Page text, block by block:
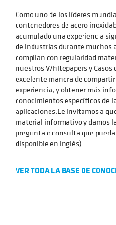
Como uno de los líderes
contenedores de acero
acumulado una experiencia
de industrias durante muchos
compilan con regularidad
nuestros Whitepapers y Casos
excelente manera de
experiencia, y obtener más
conocimientos específicos de
aplicaciones.Le invitamos a
material informativo y damos
pregunta o consulta que
disponible en inglés)
VER TODA LA BASE DE